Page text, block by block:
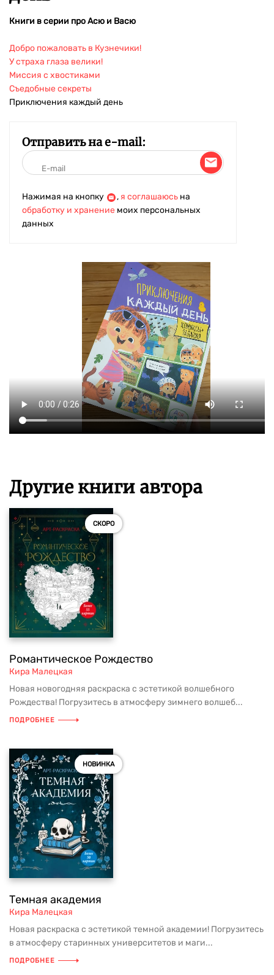
Книги в серии про Асю и Васю
Добро пожаловать в Кузнечики!
У страха глаза велики!
Миссия с хвостиками
Съедобные секреты
Приключения каждый день
Отправить на e-mail:
Нажимая на кнопку , я соглашаюсь на
обработку и хранение моих персональных
данных
Другие книги автора
СКОРО
Романтическое Рождество
Кира Малецкая
Новая новогодняя раскраска с эстетикой волшебного
Рождества! Погрузитесь в атмосферу зимнего волшеб...
ПОДРОБНЕЕ
НОВИНКА
Темная академия
Кира Малецкая
Новая раскраска с эстетикой темной академии! Погрузитесь
в атмосферу старинных университетов и маги...
ПОДРОБНЕЕ